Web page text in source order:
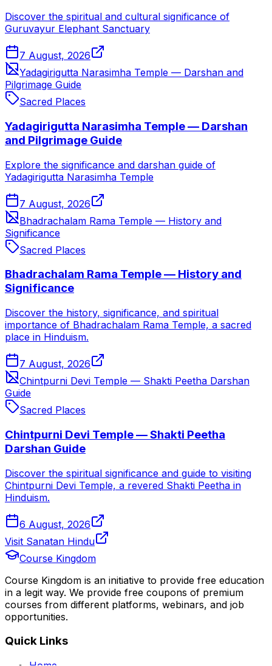
Discover the spiritual and cultural significance of
Guruvayur Elephant Sanctuary
7 August, 2026
Yadagirigutta Narasimha Temple — Darshan and
Pilgrimage Guide
Sacred Places
Yadagirigutta Narasimha Temple — Darshan
and Pilgrimage Guide
Explore the significance and darshan guide of
Yadagirigutta Narasimha Temple
7 August, 2026
Bhadrachalam Rama Temple — History and
Significance
Sacred Places
Bhadrachalam Rama Temple — History and
Significance
Discover the history, significance, and spiritual
importance of Bhadrachalam Rama Temple, a sacred
place in Hinduism.
7 August, 2026
Chintpurni Devi Temple — Shakti Peetha Darshan
Guide
Sacred Places
Chintpurni Devi Temple — Shakti Peetha
Darshan Guide
Discover the spiritual significance and guide to visiting
Chintpurni Devi Temple, a revered Shakti Peetha in
Hinduism.
6 August, 2026
Visit Sanatan Hindu
Course Kingdom
Course Kingdom is an initiative to provide free education
in a legit way. We provide free coupons of premium
courses from different platforms, webinars, and job
opportunities.
Quick Links